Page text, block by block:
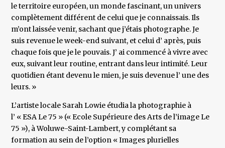
le territoire européen, un monde fascinant, un univers
complètement différent de celui que je connaissais. Ils
m’ont laissée venir, sachant que j’étais photographe. Je
suis revenue le week-end suivant, et celui d’ après, puis
chaque fois que je le pouvais. J’ ai commencé à vivre avec
eux, suivant leur routine, entrant dans leur intimité. Leur
quotidien étant devenu le mien, je suis devenue l’ une des
leurs. »
L’artiste locale Sarah Lowie étudia la photographie à
l’ « ESA Le 75 » (« Ecole Supérieure des Arts de l’image Le
75 »), à Woluwe-Saint-Lambert, y complétant sa
formation au sein de l’option « Images plurielles